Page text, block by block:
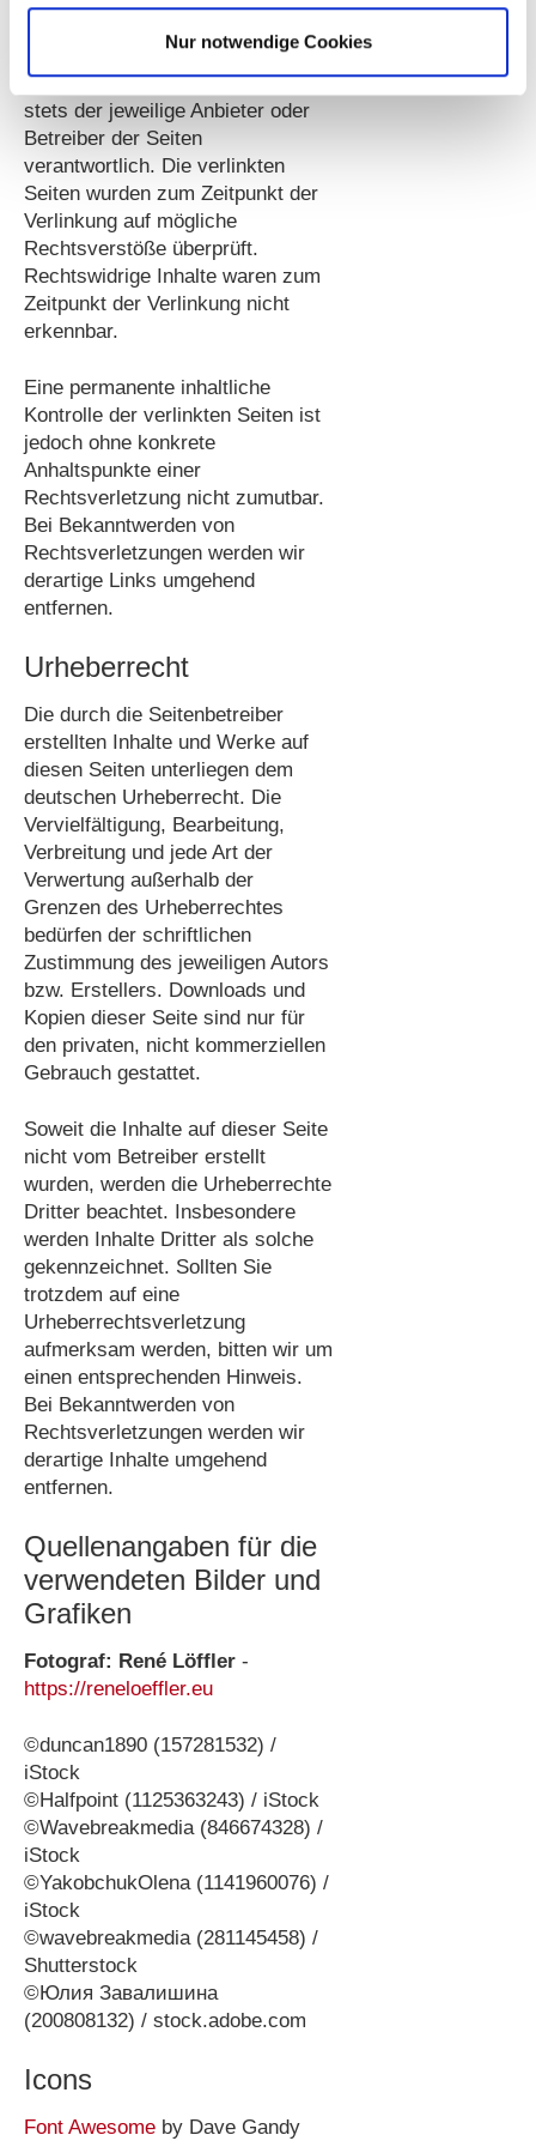
Nur notwendige Cookies
Gewähr übernehmen. Für die
Inhalte der verlinkten Seiten ist
stets der jeweilige Anbieter oder
Betreiber der Seiten
verantwortlich. Die verlinkten
Seiten wurden zum Zeitpunkt der
Verlinkung auf mögliche
Rechtsverstöße überprüft.
Rechtswidrige Inhalte waren zum
Zeitpunkt der Verlinkung nicht
erkennbar.
Eine permanente inhaltliche
Kontrolle der verlinkten Seiten ist
jedoch ohne konkrete
Anhaltspunkte einer
Rechtsverletzung nicht zumutbar.
Bei Bekanntwerden von
Rechtsverletzungen werden wir
derartige Links umgehend
entfernen.
Urheberrecht
Die durch die Seitenbetreiber
erstellten Inhalte und Werke auf
diesen Seiten unterliegen dem
deutschen Urheberrecht. Die
Vervielfältigung, Bearbeitung,
Verbreitung und jede Art der
Verwertung außerhalb der
Grenzen des Urheberrechtes
bedürfen der schriftlichen
Zustimmung des jeweiligen Autors
bzw. Erstellers. Downloads und
Kopien dieser Seite sind nur für
den privaten, nicht kommerziellen
Gebrauch gestattet.
Soweit die Inhalte auf dieser Seite
nicht vom Betreiber erstellt
wurden, werden die Urheberrechte
Dritter beachtet. Insbesondere
werden Inhalte Dritter als solche
gekennzeichnet. Sollten Sie
trotzdem auf eine
Urheberrechtsverletzung
aufmerksam werden, bitten wir um
einen entsprechenden Hinweis.
Bei Bekanntwerden von
Rechtsverletzungen werden wir
derartige Inhalte umgehend
entfernen.
Quellenangaben für die
verwendeten Bilder und
Grafiken
Fotograf: René Löffler -
https://reneloeffler.eu
©duncan1890 (157281532) /
iStock
©Halfpoint (1125363243) / iStock
©Wavebreakmedia (846674328) /
iStock
©YakobchukOlena (1141960076) /
iStock
©wavebreakmedia (281145458) /
Shutterstock
©Юлия Завалишина
(200808132) / stock.adobe.com
Icons
Font Awesome by Dave Gandy